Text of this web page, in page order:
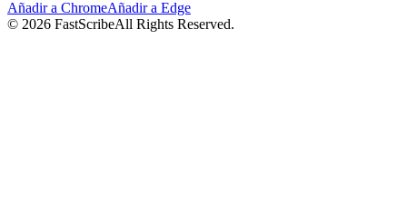
Añadir a ChromeAñadir a Edge
© 2026 FastScribeAll Rights Reserved.